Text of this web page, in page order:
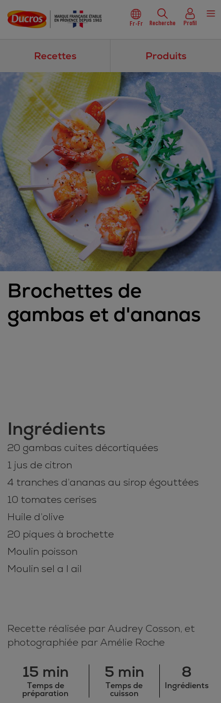
Fr-Fr Recherche Profil
Recettes Produits
Brochettes de
gambas et d'ananas
Ingrédients
20 gambas cuites décortiquées
1 jus de citron
4 tranches d’ananas au sirop égouttées
10 tomates cerises
Huile d’olive
20 piques à brochette
Moulin poisson
Moulin sel a l ail
Recette réalisée par Audrey Cosson, et
photographiée par Amélie Roche
15 min
Temps de
préparation
5 min
Temps de
cuisson
8
Ingrédients